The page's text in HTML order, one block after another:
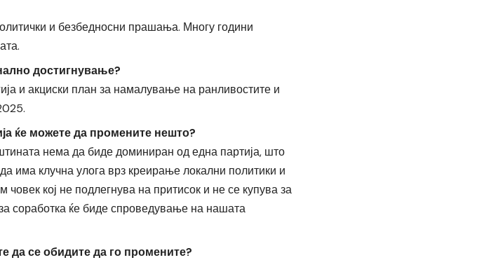
и безбедносни прашања. Многу години
достигнување?
и акциски план за намалување на ранливостите и
ќе можете да промените нешто?
нема да биде доминиран од една партија, што
има клучна улога врз креирање локални политики и
кој не подлегнува на притисок и не се купува за
соработка ќе биде спроведување на нашата
да се обидите да го промените?